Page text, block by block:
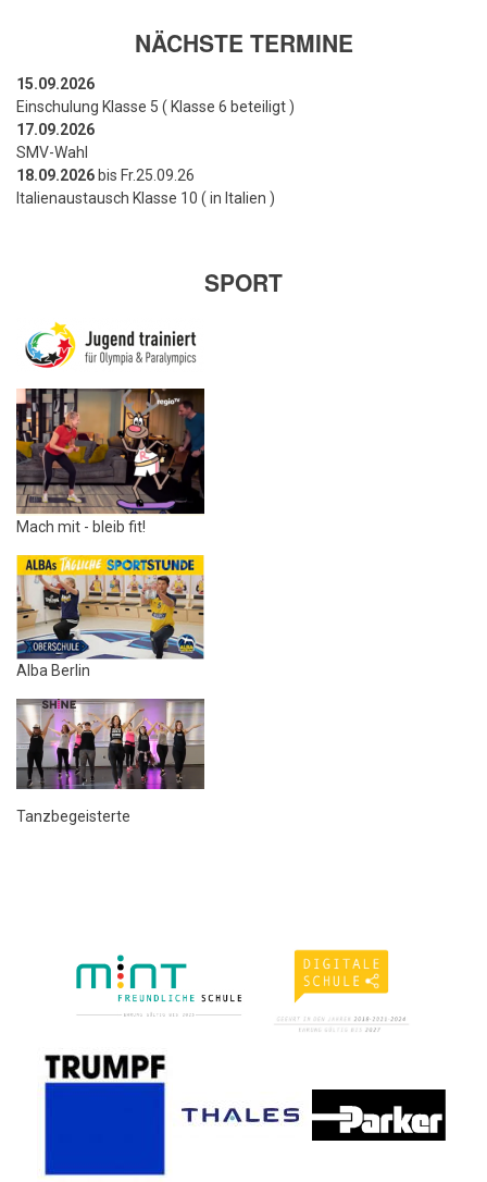
NÄCHSTE TERMINE
15.09.2026
Einschulung Klasse 5 ( Klasse 6 beteiligt )
17.09.2026
SMV-Wahl
18.09.2026 bis Fr.25.09.26
Italienaustausch Klasse 10 ( in Italien )
SPORT
Mach mit - bleib fit!
Alba Berlin
Tanzbegeisterte